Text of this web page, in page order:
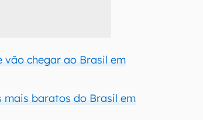
vão chegar ao Brasil em
mais baratos do Brasil em